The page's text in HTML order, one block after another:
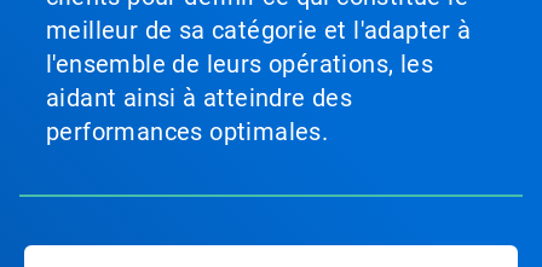
meilleur de sa catégorie et l'adapter à
l'ensemble de leurs opérations, les
aidant ainsi à atteindre des
performances optimales.